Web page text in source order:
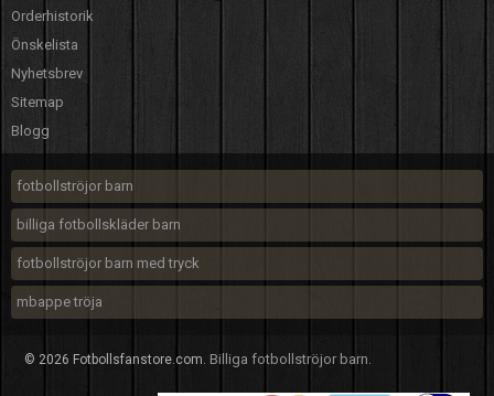
Orderhistorik
Önskelista
Nyhetsbrev
Sitemap
Blogg
fotbollströjor barn
billiga fotbollskläder barn
fotbollströjor barn med tryck
mbappe tröja
© 2026 Fotbollsfanstore.com. Billiga fotbollströjor barn